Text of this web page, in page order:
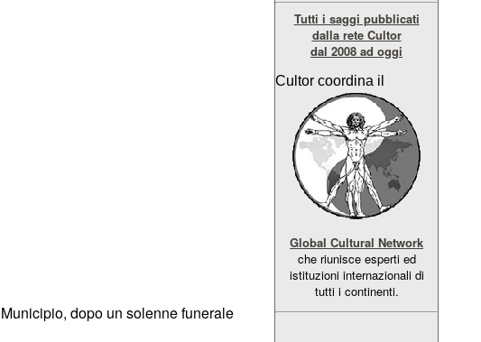
Tutti i saggi pubblicati
dalla rete Cultor
dal 2008 ad oggi
Cultor coordina il
Global Cultural Network
che riunisce esperti ed
istituzioni internazionali di
tutti i continenti.
dopo un solenne funerale